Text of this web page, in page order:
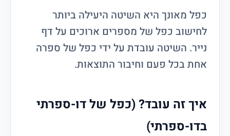
כפל מאונך היא השיטה היעילה ביותר
לחישוב כפל של מספרים ארוכים על דף
נייר. השיטה עובדת על ידי כפל של ספרה
אחת בכל פעם וחיבור התוצאות.
איך זה עובד? (כפל של דו-ספרתי
בדו-ספרתי)